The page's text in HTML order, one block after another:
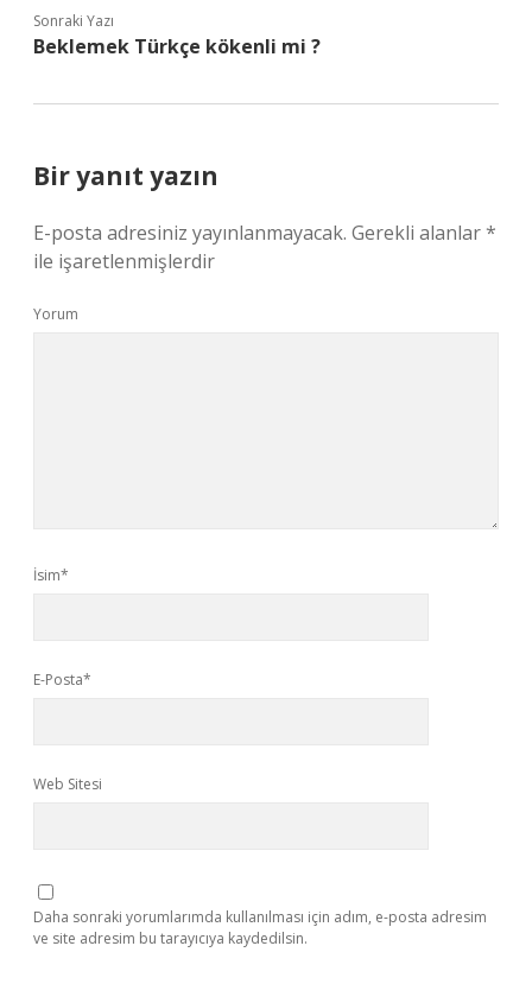
Sonraki Yazı
Beklemek Türkçe kökenli mi ?
Bir yanıt yazın
E-posta adresiniz yayınlanmayacak. Gerekli alanlar*
ile işaretlenmişlerdir
Yorum
İsim*
E-Posta*
Web Sitesi
Daha sonraki yorumlarımda kullanılması için adım, e-posta adresim
ve site adresim bu tarayıcıya kaydedilsin.